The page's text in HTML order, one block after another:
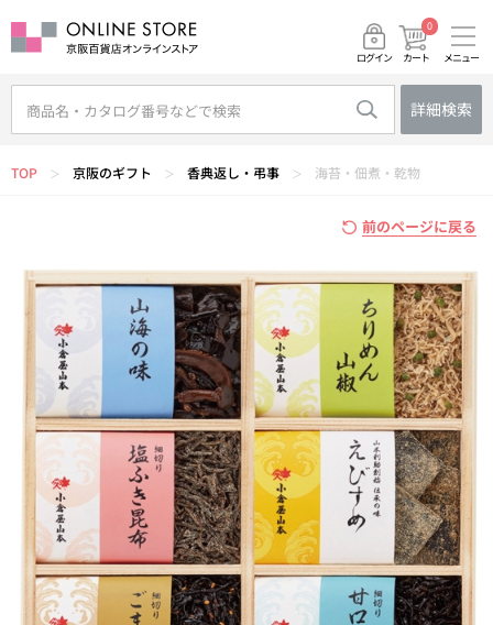
ログイン カート
0
メニュー
詳細検索
TOP ＞ 京阪のギフト ＞ 香典返し・弔事 ＞ 海苔・佃煮・乾物
前のページに戻る